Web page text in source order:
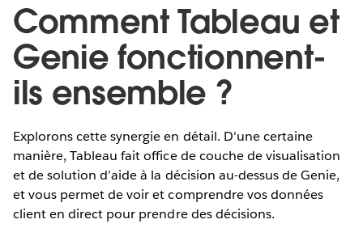
Comment Tableau et
Genie fonctionnent-
ils ensemble ?
Explorons cette synergie en détail. D'une certaine
manière, Tableau fait office de couche de visualisation
et de solution d’aide à la décision au-dessus de Genie,
et vous permet de voir et comprendre vos données
client en direct pour prendre des décisions.